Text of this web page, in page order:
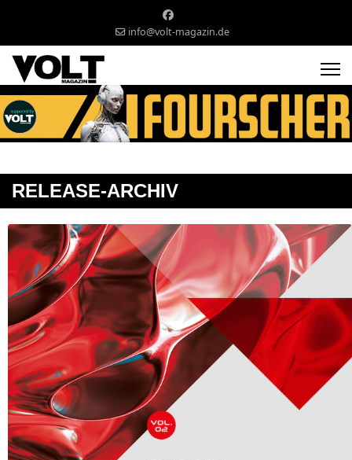
info@volt-magazin.de
RELEASE-ARCHIV